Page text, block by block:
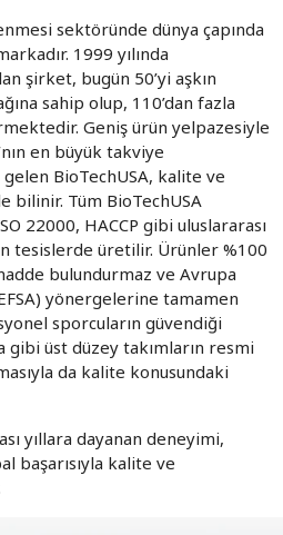
sektöründe dünya çapında
1999 yılında
şirket, bugün 50’yi aşkın
sahip olup, 110’dan fazla
Geniş ürün yelpazesiyle
en büyük takviye
BioTechUSA, kalite ve
bilinir. Tüm BioTechUSA
22000, HACCP gibi uluslararası
tesislerde üretilir. Ürünler %100
bulundurmaz ve Avrupa
yönergelerine tamamen
sporcuların güvendiği
gibi üst düzey takımların resmi
da kalite konusundaki
yıllara dayanan deneyimi,
başarısıyla kalite ve